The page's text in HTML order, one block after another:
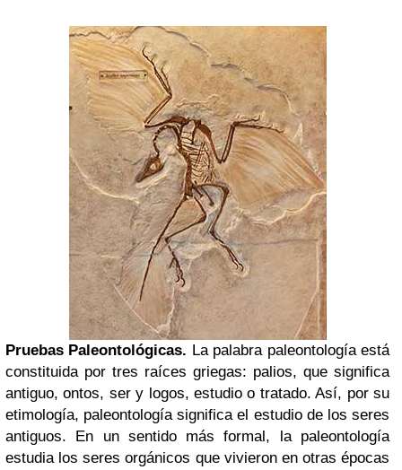
Pruebas Paleontológicas. La palabra paleontología está
constituida por tres raíces griegas: palios, que significa
antiguo, ontos, ser y logos, estudio o tratado. Así, por su
etimología, paleontología significa el estudio de los seres
antiguos. En un sentido más formal, la paleontología
estudia los seres orgánicos que vivieron en otras épocas